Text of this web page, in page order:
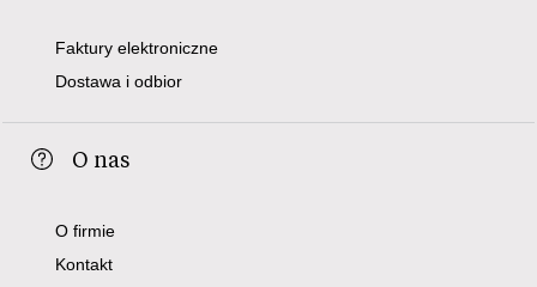
Faktury elektroniczne
Dostawa i odbior
O nas
O firmie
Kontakt